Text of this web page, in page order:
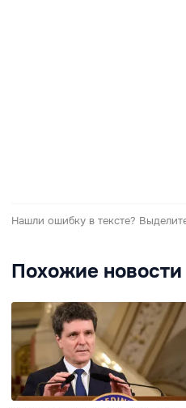
Нашли ошибку в тексте?
Похожие новости